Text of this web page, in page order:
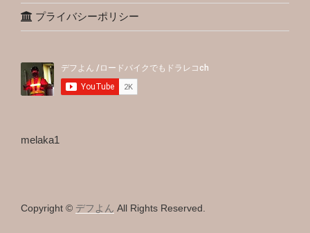
プライバシーポリシー
melaka1
Copyright © デフよん All Rights Reserved.